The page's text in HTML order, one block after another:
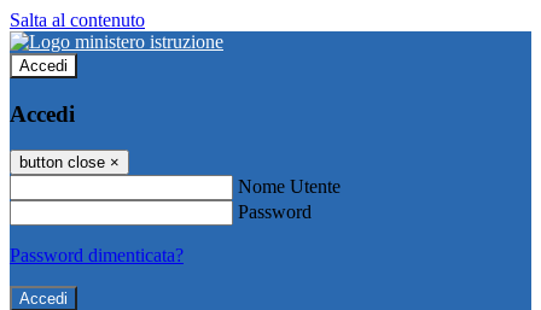
Salta al contenuto
Accedi
Accedi
button close ×
Nome Utente
Password
Password dimenticata?